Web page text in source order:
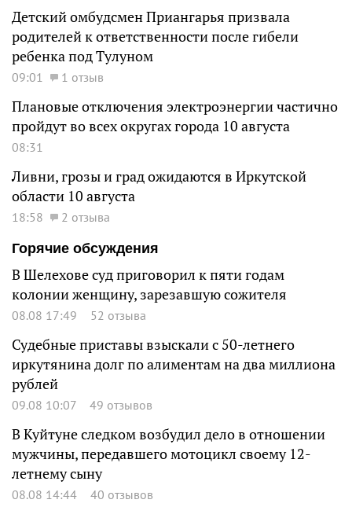
Детский омбудсмен Приангарья призвала
родителей к ответственности после гибели
ребенка под Тулуном
09:01 1 отзыв
Плановые отключения электроэнергии частично
пройдут во всех округах города 10 августа
08:31
Ливни, грозы и град ожидаются в Иркутской
области 10 августа
18:58
2 отзыва
Горячие обсуждения
В Шелехове суд приговорил к пяти годам
колонии женщину, зарезавшую сожителя
08.08 17:49 52 отзыва
Судебные приставы взыскали с 50-летнего
иркутянина долг по алиментам на два миллиона
рублей
09.08 10:07 49 отзывов
В Куйтуне следком возбудил дело в отношении
мужчины, передавшего мотоцикл своему 12-
летнему сыну
08.08 14:44 40 отзывов